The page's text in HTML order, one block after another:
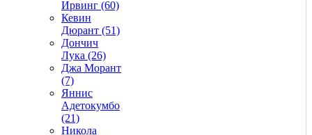
Ирвинг (60)
Кевин
Дюрант (51)
Дончич
Лука (26)
Джа Морант
(7)
Яннис
Адетокумбо
(21)
Никола